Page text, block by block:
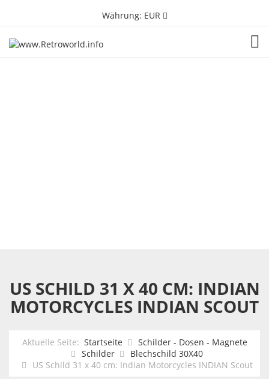
Währung: EUR
US SCHILD 31 X 40 CM: INDIAN
MOTORCYCLES INDIAN SCOUT
Aktuelle Seite: Startseite
Schilder - Dosen - Magnete
Schilder
Blechschild 30X40
US Schild 31 x 40 cm: Indian Motorcycles INDIAN Scout